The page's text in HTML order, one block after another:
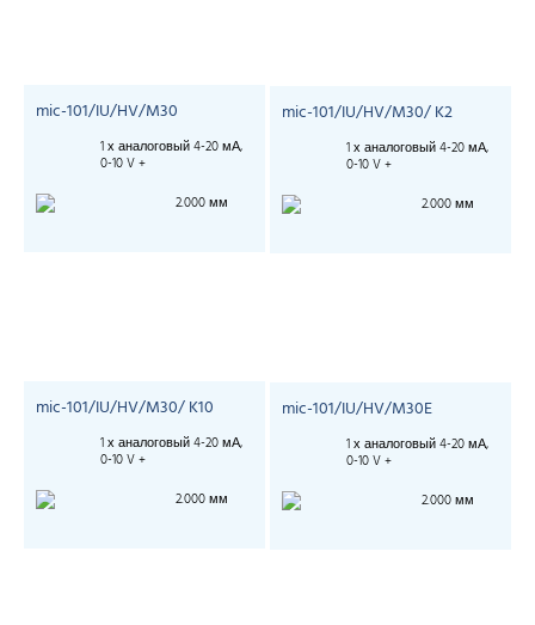
mic-101/IU/HV/M30
1 х аналоговый 4-20 мА,
0-10 V +
2.000 мм
mic-101/IU/HV/M30/ K2
1 х аналоговый 4-20 мА,
0-10 V +
2.000 мм
mic-101/IU/HV/M30/ K10
1 х аналоговый 4-20 мА,
0-10 V +
2.000 мм
mic-101/IU/HV/M30E
1 х аналоговый 4-20 мА,
0-10 V +
2.000 мм